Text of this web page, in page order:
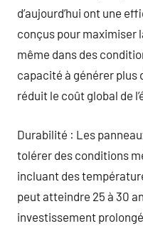
d’aujourd’hui ont une
conçus pour maximiser
même dans des
capacité à générer plus
réduit le coût global de
Durabilité : Les
tolérer des conditions
incluant des
peut atteindre 25 à 30
investissement